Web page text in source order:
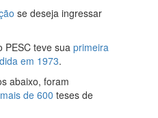
se deseja ingressar
PESC teve sua primeira
em 1973.
abaixo, foram
mais de 600 teses de